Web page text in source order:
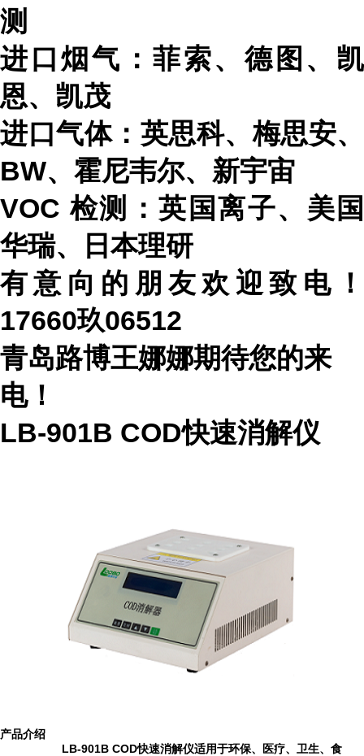
测
进口烟气：菲索、德图、凯
恩、凯茂
进口气体：英思科、梅思安、
BW、霍尼韦尔、新宇宙
VOC检测：英国离子、美国
华瑞、日本理研
有意向的朋友欢迎致电！
17660玖06512
青岛路博王娜娜期待您的来
电！
LB-901B COD快速消解仪
产品介绍
LB-901B COD快速消解仪适用于环保、医疗、卫生、食